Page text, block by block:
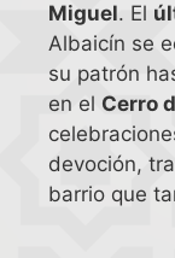
Miguel. El
Albaicín se
su patrón
en el Cerro
devoción,
barrio que